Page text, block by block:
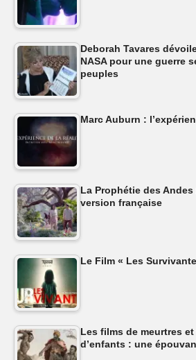
Deborah Tavares
NASA pour une guerre
peuples
Marc Auburn :
La Prophétie des
version française
Le Film « Les
Les films de meurtres
d’enfants : une